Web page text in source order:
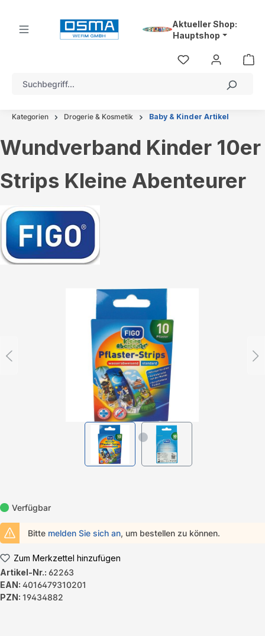
Aktueller Shop:
Hauptshop
Kategorien Drogerie & Kosmetik Baby & Kinder Artikel
Wundverband Kinder 10er
Strips Kleine Abenteurer
Bildergalerie überspringen
Verfügbar
Bitte melden Sie sich an, um bestellen zu können.
Zum Merkzettel hinzufügen
Artikel-Nr.: 62263
EAN: 4016479310201
PZN: 19434882